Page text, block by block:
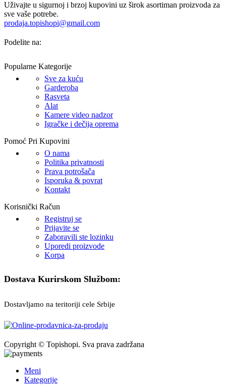
Uživajte u sigurnoj i brzoj kupovini uz širok asortiman proizvoda za
sve vaše potrebe.
prodaja.topishopi@gmail.com
Podelite na:
Popularne Kategorije
Sve za kuću
Garderoba
Rasveta
Alat
Kamere video nadzor
Igračke i dečija oprema
Pomoć Pri Kupovini
O nama
Politika privatnosti
Prava potrošača
Isporuka & povrat
Kontakt
Korisnički Račun
Registruj se
Prijavite se
Zaboravili ste lozinku
Uporedi proizvode
Korpa
Dostava Kurirskom Službom:
Dostavljamo na teritoriji cele Srbije
Copyright © Topishopi. Sva prava zadržana
Meni
Kategorije